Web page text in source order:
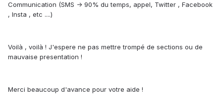
Communication (SMS -> 90% du temps, appel, Twitter , Facebook
, Insta , etc ....)
Voilà , voilà ! J'espere ne pas mettre trompé de sections ou de
mauvaise presentation !
Merci beaucoup d'avance pour votre aide !